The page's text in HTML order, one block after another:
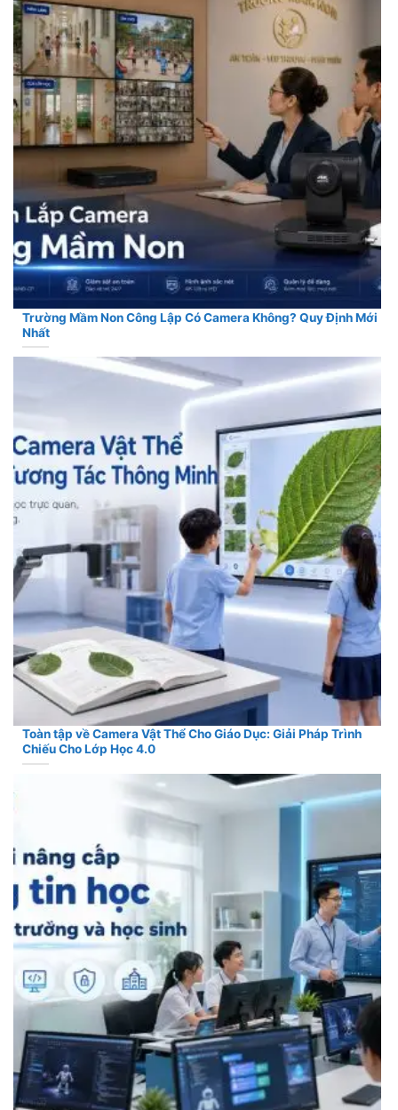
Trường Mầm Non Công Lập Có Camera Không? Quy Định Mới
Nhất
Toàn tập về Camera Vật Thể Cho Giáo Dục: Giải Pháp Trình
Chiếu Cho Lớp Học 4.0